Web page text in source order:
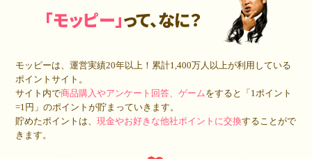
「モッピー」って、なに？
モッピーは、運営実績20年以上！累計1,400万人 以上が利用している
ポイントサイト。
サイト内で商品購入やアンケート回答、ゲームをすると「1ポイント
=1円」のポイントが貯まっていきます。
貯めたポイントは、現金やお好きな他社ポイントに交換することがで
きます。